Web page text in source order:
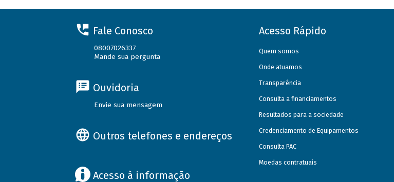
Fale Conosco
08007026337
Mande sua pergunta
Ouvidoria
Envie sua mensagem
Outros telefones e endereços
Acesso à informação
Acesso Rápido
Quem somos
Onde atuamos
Transparência
Consulta a financiamentos
Resultados para a sociedade
Credenciamento de Equipamentos
Consulta PAC
Moedas contratuais